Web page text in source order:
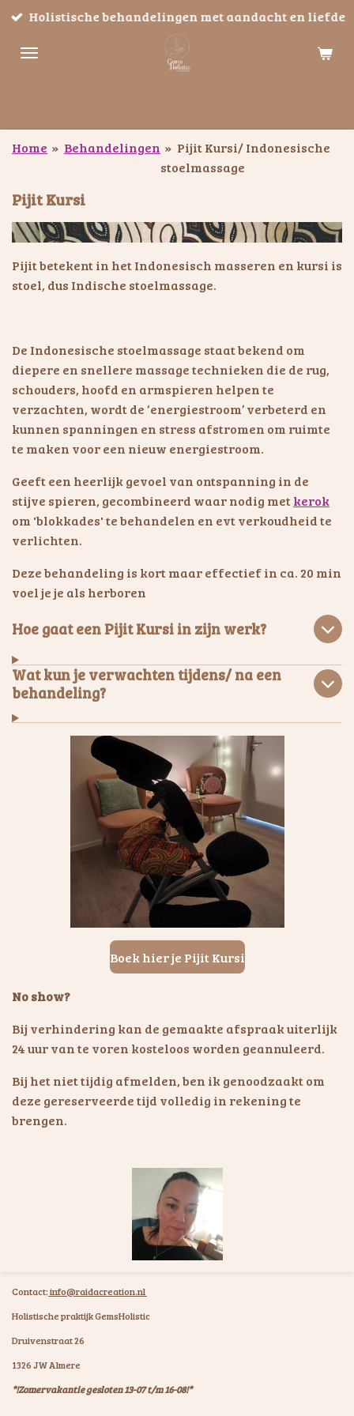
Ga
naar
Holistische behandelingen met aandacht en liefde
Home » Behandelingen » Pijit Kursi/ Indonesische
stoelmassage
Pijit Kursi
Pijit betekent in het Indonesisch masseren en kursi is
stoel, dus Indische stoelmassage.
De Indonesische stoelmassage staat bekend om
diepere en snellere massage technieken die de rug,
schouders, hoofd en armspieren helpen te
verzachten, wordt de ‘energiestroom’ verbeterd en
kunnen spanningen en stress afstromen om ruimte
te maken voor een nieuw energiestroom.
Geeft een heerlijk gevoel van ontspanning in de
stijve spieren, gecombineerd waar nodig metkerok
om 'blokkades' te behandelen en evt verkoudheid te
verlichten.
Deze behandeling is kort maar effectief in ca. 20 min
voel je je als herboren
Hoe gaat een Pijit Kursi in zijn werk?
Wat kun je verwachten tijdens/ na een
behandeling?
Boek hier je Pijit Kursi
No show?
Bij verhindering kan de gemaakte afspraak uiterlijk
24 uur van te voren kosteloos worden geannuleerd.
Bij het niet tijdig afmelden, ben ik genoodzaakt om
deze gereserveerde tijd volledig in rekening te
brengen.
Contact:info@raidacreation.nl
Holistische praktijk GemsHolistic
Druivenstraat 26
1326 JW Almere
*!Zomervakantie gesloten 13-07 t/m 16-08!*